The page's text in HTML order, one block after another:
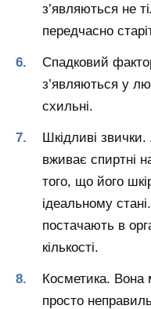
з’являються не
передчасно
Спадковий
з’являються у
схильні.
Шкідливі
вживає спиртні
того, що його
ідеальному
постачають в
кількості.
Косметика. Вона
просто